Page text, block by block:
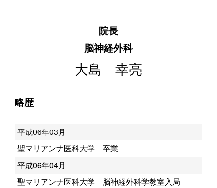
院長
脳神経外科
大島 幸亮
略歴
平成06年03月
聖マリアンナ医科大学 卒業
平成06年04月
聖マリアンナ医科大学 脳神経外科学教室入局